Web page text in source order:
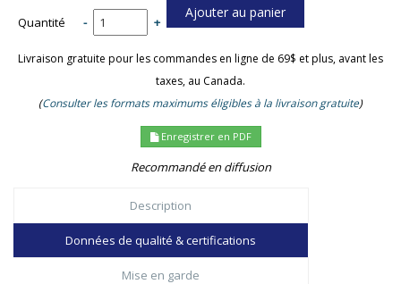
Quantité - +
Livraison gratuite pour les commandes en ligne de 69$ et plus, avant les
taxes, au Canada.
(Consulter les formats maximums éligibles à la livraison gratuite)
Enregistrer en PDF
Recommandé en diffusion
Description
Données de qualité & certifications
Mise en garde